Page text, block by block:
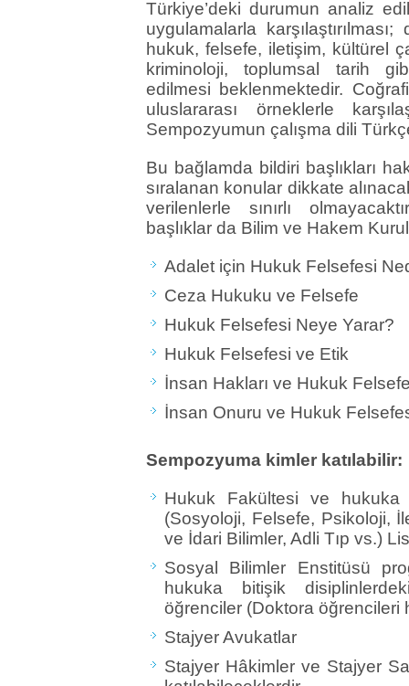
Türkiye’deki durumun analiz
uygulamalarla
hukuk, felsefe, iletişim, kültürel
kriminoloji, toplumsal tarih
edilmesi beklenmektedir.
uluslararası örneklerle
Sempozyumun çalışma dili
Bu bağlamda bildiri başlıkları
sıralanan konular dikkate
verilenlerle sınırlı
başlıklar da Bilim ve Hakem
Adalet için Hukuk Felsefesi
Ceza Hukuku ve Felsefe
Hukuk Felsefesi Neye Yarar?
Hukuk Felsefesi ve Etik
İnsan Hakları ve Hukuk
İnsan Onuru ve Hukuk
Sempozyuma kimler katılabilir:
Hukuk Fakültesi ve hukuka
(Sosyoloji, Felsefe, Psikoloji,
ve İdari Bilimler, Adli Tıp vs.)
Sosyal Bilimler Enstitüsü
hukuka bitişik
öğrenciler (Doktora öğrencileri
Stajyer Avukatlar
Stajyer Hâkimler ve Stajyer